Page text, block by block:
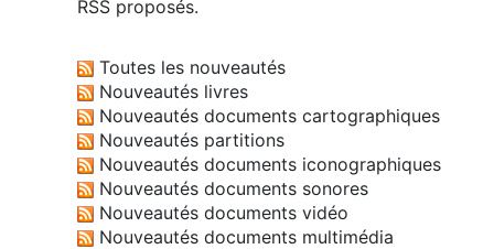
RSS proposés.
Toutes les nouveautés
Nouveautés livres
Nouveautés documents cartographiques
Nouveautés partitions
Nouveautés documents iconographiques
Nouveautés documents sonores
Nouveautés documents vidéo
Nouveautés documents multimédia